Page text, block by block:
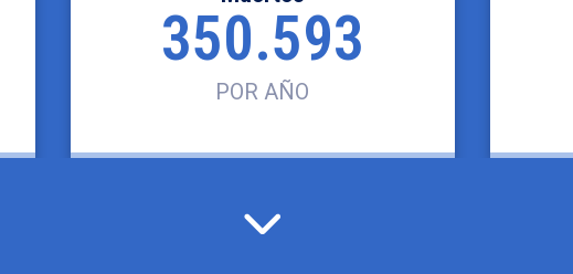
350.593
POR AÑO